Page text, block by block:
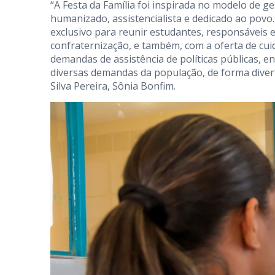
“A Festa da Família foi inspirada no modelo de
humanizado, assistencialista e dedicado ao
exclusivo para reunir estudantes, responsáveis
confraternização, e também, com a oferta de
demandas de assistência de políticas públicas,
diversas demandas da população, de forma
Silva Pereira, Sônia Bonfim.